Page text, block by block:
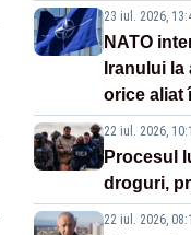
23 iul. 2026,
NATO
Iranului
orice aliat
22 iul. 2026,
Procesul
droguri,
22 iul. 2026,